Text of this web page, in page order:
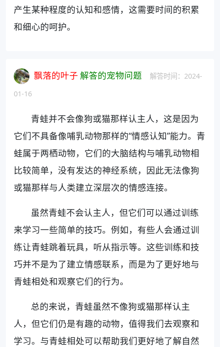
产生某种程度的认知和感情，这需要时间的积累
和细心的呵护。
飘落的叶子 解答的宠物问题
解答时间：2024-
01-16
青蛙并不会像狗或猫那样认主人，这是因为
它们不具备像哺乳动物那样的“情感认知”能力。青
蛙属于两栖动物，它们的大脑结构与哺乳动物相
比较简单，没有发达的神经系统，因此无法像狗
或猫那样与人类建立深层次的情感连接。
虽然青蛙不会认主人，但它们可以通过训练
来学习一些简单的技巧。例如，有些人会通过训
练让青蛙跳着玩具，听从指示等。这些训练和技
巧并不是为了建立情感联系，而是为了更好地与
青蛙相处和观察它们的行为。
总的来说，青蛙虽然不像狗或猫那样认主
人，但它们仍是有趣的动物，值得我们去观察和
学习。与青蛙相处可以帮助我们更好地了解自然